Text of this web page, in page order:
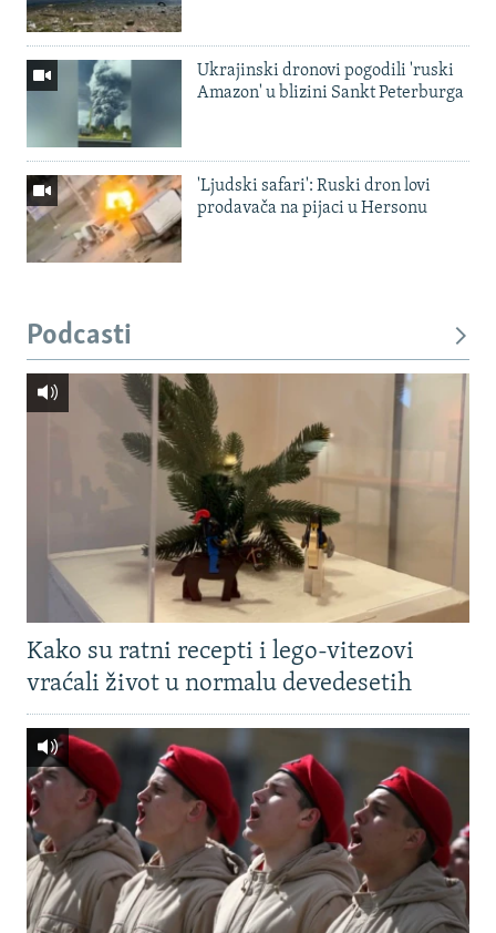
Ukrajinski dronovi pogodili 'ruski
Amazon' u blizini Sankt Peterburga
'Ljudski safari': Ruski dron lovi
prodavača na pijaci u Hersonu
Podcasti
Kako su ratni recepti i lego-vitezovi
vraćali život u normalu devedesetih